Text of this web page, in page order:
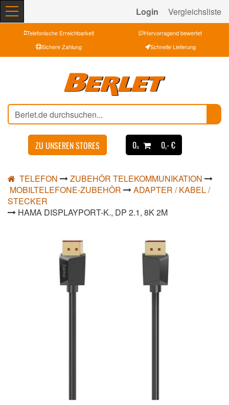
Login Vergleichsliste
Telefonische Erreichbarkeit
Hervorragend bewertet
Sichere Zahlung
Schnelle Lieferung
ZU UNSEREN STORES 0ₓ 0,- €
TELEFON
ZUBEHÖR TELEKOMMUNIKATION
MOBILTELEFONE-ZUBEHÖR
ADAPTER / KABEL /
STECKER
HAMA DISPLAYPORT-K., DP 2.1, 8K 2M